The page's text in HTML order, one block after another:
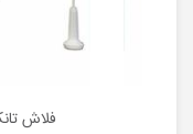
فلاش